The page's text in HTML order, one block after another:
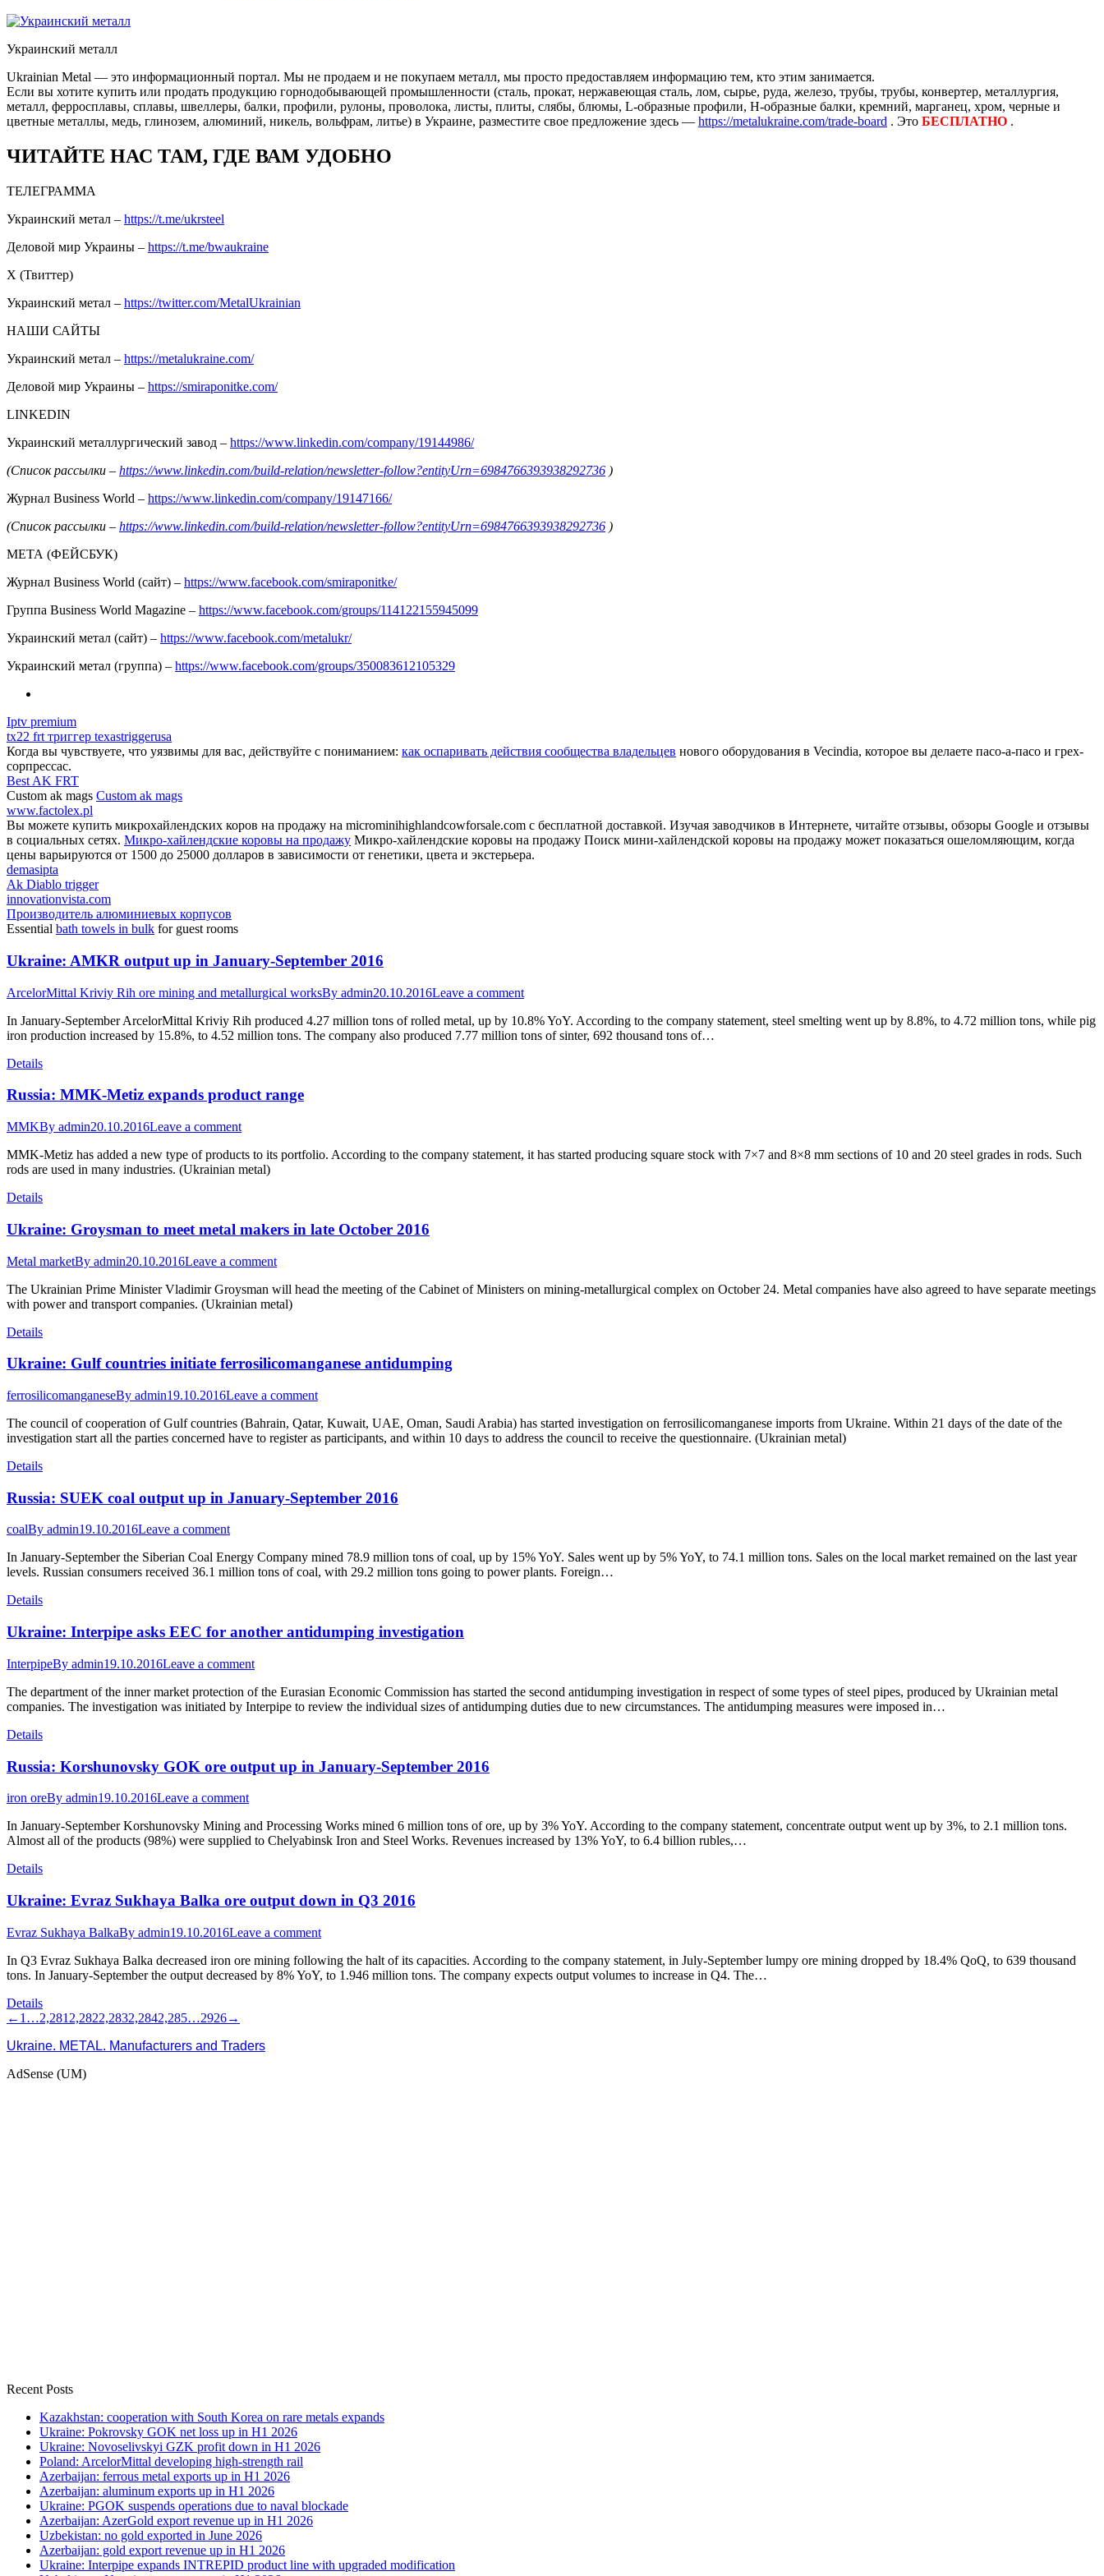
Украинский металл
Ukrainian Metal — это информационный портал. Мы не продаем и не покупаем металл, мы просто предоставляем информацию тем, кто этим занимается.
Если вы хотите купить или продать продукцию горнодобывающей промышленности (сталь, прокат, нержавеющая сталь, лом, сырье, руда, железо, трубы, трубы, конвертер, металлургия,
металл, ферросплавы, сплавы, швеллеры, балки, профили, рулоны, проволока, листы, плиты, слябы, блюмы, L-образные профили, H-образные балки, кремний, марганец, хром, черные и
цветные металлы, медь, глинозем, алюминий, никель, вольфрам, литье) в Украине, разместите свое предложение здесь — https://metalukraine.com/trade-board . Это БЕСПЛАТНО .
ЧИТАЙТЕ НАС ТАМ, ГДЕ ВАМ УДОБНО
ТЕЛЕГРАММА
Украинский метал – https://t.me/ukrsteel
Деловой мир Украины – https://t.me/bwaukraine
Х (Твиттер)
Украинский метал – https://twitter.com/MetalUkrainian
НАШИ САЙТЫ
Украинский метал – https://metalukraine.com/
Деловой мир Украины – https://smiraponitke.com/
LINKEDIN
Украинский металлургический завод – https://www.linkedin.com/company/19144986/
(Список рассылки – https://www.linkedin.com/build-relation/newsletter-follow?entityUrn=6984766393938292736 )
Журнал Business World – https://www.linkedin.com/company/19147166/
(Список рассылки – https://www.linkedin.com/build-relation/newsletter-follow?entityUrn=6984766393938292736 )
МЕТА (ФЕЙСБУК)
Журнал Business World (сайт) – https://www.facebook.com/smiraponitke/
Группа Business World Magazine – https://www.facebook.com/groups/114122155945099
Украинский метал (сайт) – https://www.facebook.com/metalukr/
Украинский метал (группа) – https://www.facebook.com/groups/350083612105329
Iptv premium
tx22 frt триггер texastriggerusa
Когда вы чувствуете, что уязвимы для вас, действуйте с пониманием: как оспаривать действия сообщества владельцев нового оборудования в Vecindia, которое вы делаете пасо-а-пасо и грех-
сорпрессас.
Best AK FRT
Custom ak mags Custom ak mags
www.factolex.pl
Вы можете купить микрохайлендских коров на продажу на microminihighlandcowforsale.com с бесплатной доставкой. Изучая заводчиков в Интернете, читайте отзывы, обзоры Google и отзывы
в социальных сетях. Микро-хайлендские коровы на продажу Микро-хайлендские коровы на продажу Поиск мини-хайлендской коровы на продажу может показаться ошеломляющим, когда
цены варьируются от 1500 до 25000 долларов в зависимости от генетики, цвета и экстерьера.
demasipta
Ak Diablo trigger
innovationvista.com
Производитель алюминиевых корпусов
Essential bath towels in bulk for guest rooms
Ukraine: AMKR output up in January-September 2016
ArcelorMittal Kriviy Rih ore mining and metallurgical worksBy admin20.10.2016Leave a comment
In January-September ArcelorMittal Kriviy Rih produced 4.27 million tons of rolled metal, up by 10.8% YoY. According to the company statement, steel smelting went up by 8.8%, to 4.72 million tons, while pig
iron production increased by 15.8%, to 4.52 million tons. The company also produced 7.77 million tons of sinter, 692 thousand tons of…
Details
Russia: MMK-Metiz expands product range
MMKBy admin20.10.2016Leave a comment
MMK-Metiz has added a new type of products to its portfolio. According to the company statement, it has started producing square stock with 7×7 and 8×8 mm sections of 10 and 20 steel grades in rods. Such
rods are used in many industries. (Ukrainian metal)
Details
Ukraine: Groysman to meet metal makers in late October 2016
Metal marketBy admin20.10.2016Leave a comment
The Ukrainian Prime Minister Vladimir Groysman will head the meeting of the Cabinet of Ministers on mining-metallurgical complex on October 24. Metal companies have also agreed to have separate meetings
with power and transport companies. (Ukrainian metal)
Details
Ukraine: Gulf countries initiate ferrosilicomanganese antidumping
ferrosilicomanganeseBy admin19.10.2016Leave a comment
The council of cooperation of Gulf countries (Bahrain, Qatar, Kuwait, UAE, Oman, Saudi Arabia) has started investigation on ferrosilicomanganese imports from Ukraine. Within 21 days of the date of the
investigation start all the parties concerned have to register as participants, and within 10 days to address the council to receive the questionnaire. (Ukrainian metal)
Details
Russia: SUEK coal output up in January-September 2016
coalBy admin19.10.2016Leave a comment
In January-September the Siberian Coal Energy Company mined 78.9 million tons of coal, up by 15% YoY. Sales went up by 5% YoY, to 74.1 million tons. Sales on the local market remained on the last year
levels. Russian consumers received 36.1 million tons of coal, with 29.2 million tons going to power plants. Foreign…
Details
Ukraine: Interpipe asks EEC for another antidumping investigation
InterpipeBy admin19.10.2016Leave a comment
The department of the inner market protection of the Eurasian Economic Commission has started the second antidumping investigation in respect of some types of steel pipes, produced by Ukrainian metal
companies. The investigation was initiated by Interpipe to review the individual sizes of antidumping duties due to new circumstances. The antidumping measures were imposed in…
Details
Russia: Korshunovsky GOK ore output up in January-September 2016
iron oreBy admin19.10.2016Leave a comment
In January-September Korshunovsky Mining and Processing Works mined 6 million tons of ore, up by 3% YoY. According to the company statement, concentrate output went up by 3%, to 2.1 million tons.
Almost all of the products (98%) were supplied to Chelyabinsk Iron and Steel Works. Revenues increased by 13% YoY, to 6.4 billion rubles,…
Details
Ukraine: Evraz Sukhaya Balka ore output down in Q3 2016
Evraz Sukhaya BalkaBy admin19.10.2016Leave a comment
In Q3 Evraz Sukhaya Balka decreased iron ore mining following the halt of its capacities. According to the company statement, in July-September lumpy ore mining dropped by 18.4% QoQ, to 639 thousand
tons. In January-September the output decreased by 8% YoY, to 1.946 million tons. The company expects output volumes to increase in Q4. The…
Details
← 1 …2,281 2,2822,2832,2842,285…2926→
Ukraine. METAL. Manufacturers and Traders
AdSense (UM)
Recent Posts
Kazakhstan: cooperation with South Korea on rare metals expands
Ukraine: Pokrovsky GOK net loss up in H1 2026
Ukraine: Novoselivskyi GZK profit down in H1 2026
Poland: ArcelorMittal developing high-strength rail
Azerbaijan: ferrous metal exports up in H1 2026
Azerbaijan: aluminum exports up in H1 2026
Ukraine: PGOK suspends operations due to naval blockade
Azerbaijan: AzerGold export revenue up in H1 2026
Uzbekistan: no gold exported in June 2026
Azerbaijan: gold export revenue up in H1 2026
Ukraine: Interpipe expands INTREPID product line with upgraded modification